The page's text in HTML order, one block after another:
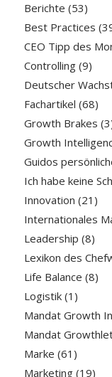
Berichte (53)
Best Practices
CEO Tipp des
Controlling(9)
Deutscher
Fachartikel (68)
Growth Brakes
Growth
Guidos
Ich habe keine
Innovation (21)
Internationales
Leadership (8)
Lexikon des
Life Balance (8)
Logistik(1)
Mandat Growth
Mandat
Marke (61)
Marketing(19)